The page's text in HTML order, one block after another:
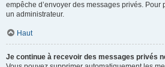
empêche d’envoyer des messages privés. Pour
un administrateur.
Haut
Je continue à recevoir des messages privés